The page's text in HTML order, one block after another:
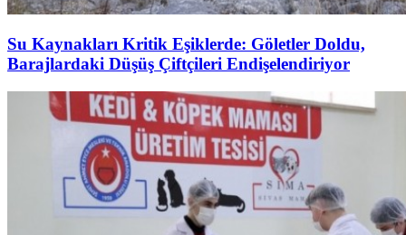
Su Kaynakları Kritik Eşiklerde: Göletler Doldu,
Barajlardaki Düşüş Çiftçileri Endişelendiriyor